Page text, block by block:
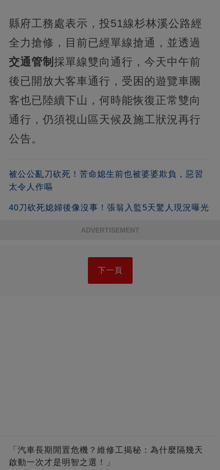
縣府工務處表示，投51線杉林溪公路經
全力搶修，目前已經單線搶通，並透過
交通管制 採單線雙向通行，今天中午前
後已開放大客車通行，受困的遊覽車團
客也已陸續下山，何時能恢復正常雙向
通行，仍須視山區天候及施工狀況再行
公告。
被公公亂刀砍死！苦命媳生前也被婆婆欺負，惡習
太令人作嘔
40刀砍死媳婦後像沒事！張翁入監5天驚人現況曝光
ADVERTISEMENT
下一頁
「汽車長期閒置危機？維修工揭秘：為什麼隔幾天
啟動一次才是明智之選！」